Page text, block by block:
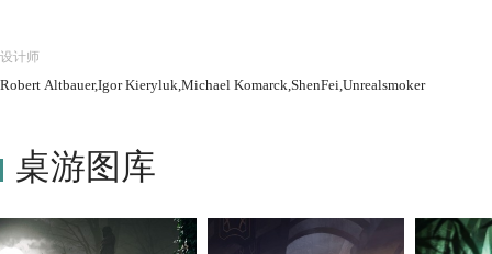
设计师
Robert Altbauer,Igor Kieryluk,Michael Komarck,ShenFei,Unrealsmoker
桌游图库